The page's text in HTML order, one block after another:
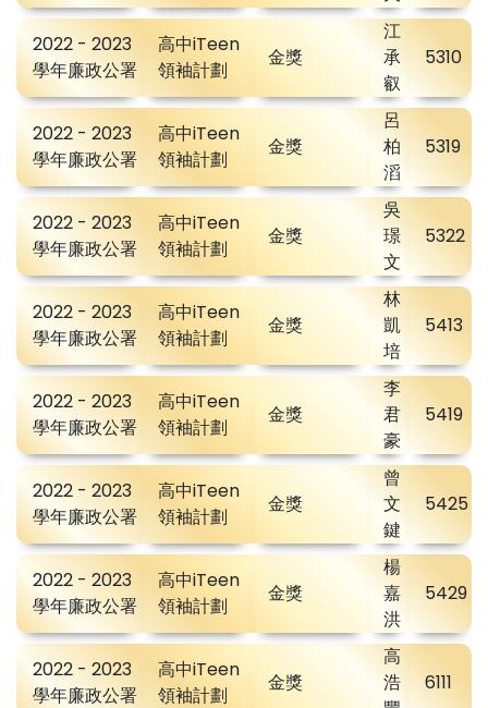
2022 - 2023
學年廉政公署
高中iTeen
領袖計劃
金獎
江
承
叡
5310
2022 - 2023
學年廉政公署
高中iTeen
領袖計劃
金獎
呂
柏
滔
5319
2022 - 2023
學年廉政公署
高中iTeen
領袖計劃
金獎
吳
璟
文
5322
2022 - 2023
學年廉政公署
高中iTeen
領袖計劃
金獎
林
凱
培
5413
2022 - 2023
學年廉政公署
高中iTeen
領袖計劃
金獎
李
君
豪
5419
2022 - 2023
學年廉政公署
高中iTeen
領袖計劃
金獎
曾
文
鍵
5425
2022 - 2023
學年廉政公署
高中iTeen
領袖計劃
金獎
楊
嘉
洪
5429
2022 - 2023
學年廉政公署
高中iTeen
領袖計劃
金獎
高
浩
6111